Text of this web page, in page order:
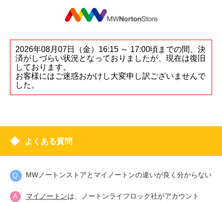
2026年08月07日（金）16:15 ～ 17:00頃までの間、決
済がしづらい状況となっておりましたが、現在は復旧
しております。
お客様にはご迷惑おかけし大変申し訳ございませんで
した。
よくある質問
MWノートンストアとマイノートンの違いが良く分からない
マイノートンは、ノートンライフロック社がアカウント